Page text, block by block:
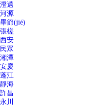
澄邁
河源
畢節(jié)
張槎
西安
民眾
湘潭
安慶
蓬江
靜海
許昌
永川